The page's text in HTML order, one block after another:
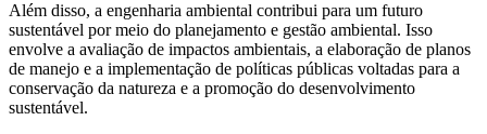
Além disso, a engenharia ambiental contribui para um futuro
sustentável por meio do planejamento e gestão ambiental. Isso
envolve a avaliação de impactos ambientais, a elaboração de planos
de manejo e a implementação de políticas públicas voltadas para a
conservação da natureza e a promoção do desenvolvimento
sustentável.